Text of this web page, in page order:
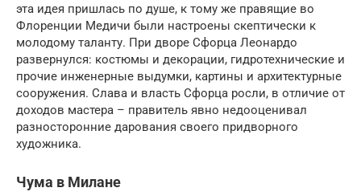
эта идея пришлась по душе, к тому же правящие во
Флоренции Медичи были настроены скептически к
молодому таланту. При дворе Сфорца Леонардо
развернулся: костюмы и декорации, гидротехнические и
прочие инженерные выдумки, картины и архитектурные
сооружения. Слава и власть Сфорца росли, в отличие от
доходов мастера – правитель явно недооценивал
разносторонние дарования своего придворного
художника.
Чума в Милане